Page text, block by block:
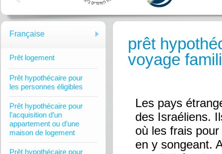
Française
Prêt logement
Prêt hypothécaire pour
les personnes éligibles
Prêt hypothécaire pour
l’acquisition d’un
appartement ou d’une
maison de logement
Prêt hypothécaire pour
prêt
voyage
Les pays
des Israéliens.
où les frais
en y songeant.